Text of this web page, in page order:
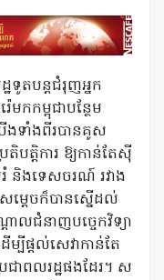
ឋទូតបន្តជំរុញអ្នក
កកម្ពុជាបន្ថែម
ទាំងពីរបានគូស
បត្តិការ ឱ្យកាន់តែស៊ី
រំ និងទេសចរណ៍ រវាង
ម្តេចក៏បានស្នើដល់
ាលជំនាញបច្ចេកវិទ្យា
ម្បីផ្តល់សេវាកាន់តែ
ជាពលរដ្ឋផងដែរ។ ស